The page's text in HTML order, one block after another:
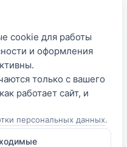
cookie для работы
и оформления
только с вашего
работает сайт, и
персональных данных.